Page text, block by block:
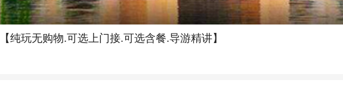
纯玩无购物.可选上门接.可选含餐.导游精讲】